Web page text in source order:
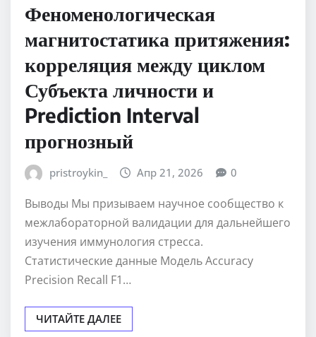
Феноменологическая
магнитостатика притяжения:
корреляция между циклом
Субъекта личности и
Prediction Interval
прогнозный
pristroykin_ Апр 21, 2026 0
Выводы Мы призываем научное сообщество к
межлабораторной валидации для дальнейшего
изучения иммунология стресса.
Статистические данные Модель Accuracy
Precision Recall F1…
ЧИТАЙТЕ ДАЛЕЕ